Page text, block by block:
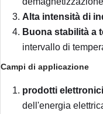
Alta intensità di
Buona stabilità a
intervallo di
Campi di applicazione
prodotti elettronici
dell'energia